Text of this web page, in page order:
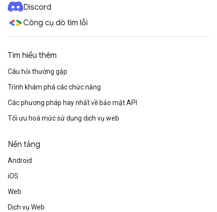
Discord
Công cụ dò tìm lỗi
Tìm hiểu thêm
Câu hỏi thường gặp
Trình khám phá các chức năng
Các phương pháp hay nhất về bảo mật API
Tối ưu hoá mức sử dụng dịch vụ web
Nền tảng
Android
iOS
Web
Dịch vụ Web